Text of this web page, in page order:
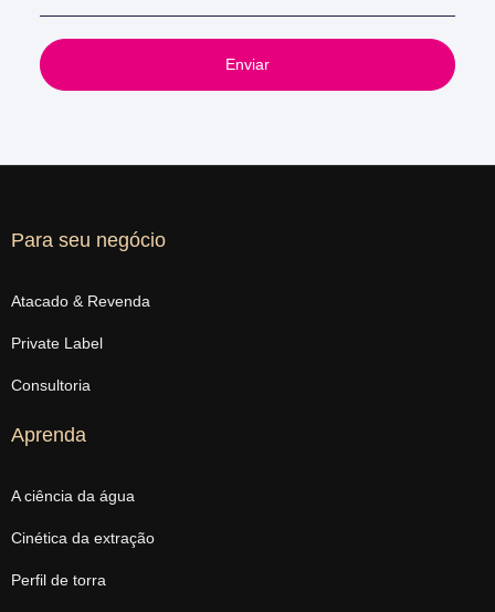
Enviar
Para seu negócio
Atacado & Revenda
Private Label
Consultoria
Aprenda
A ciência da água
Cinética da extração
Perfil de torra